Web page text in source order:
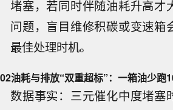
堵塞，若同时伴随油耗升高才
问题，盲目维修积碳或变速箱
最佳处理时机。
02油耗与排放“双重超标”：一箱油少跑
数据事实：三元催化中度堵塞